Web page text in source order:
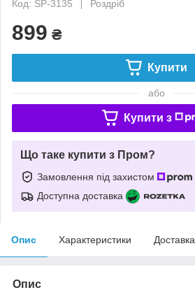
Код: SP-3135
Роздріб
899 ₴
Купити
або
Купити з
Що таке купити з Пром?
Замовлення під захистом
Доступна доставка
Опис Характеристики Доставка
Опис